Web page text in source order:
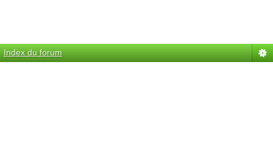
Index du forum